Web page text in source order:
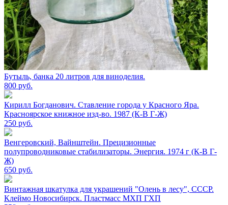
Бутыль, банка 20 литров для виноделия.
800 руб.
Кирилл Богданович. Ставление города у Красного Яра.
Красноярское книжное изд-во. 1987 (К-В Г-Ж)
250 руб.
Венгеровский, Вайнштейн. Прецизионные
полупроводниковые стабилизаторы. Энергия. 1974 г (К-В Г-
Ж)
650 руб.
Винтажная шкатулка для украшений "Олень в лесу", СССР.
Клеймо Новосибирск. Пластмасс МХП ГХП